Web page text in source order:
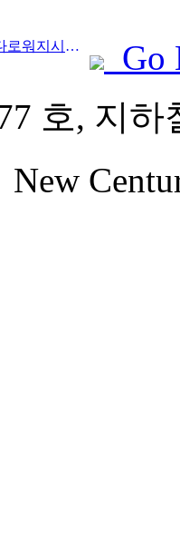
Prev:호텔 선택에 점점 더 까다로워지시나요? 중급 및 고급 브랜드 모두 세부 사항을 '선택'하고 있습니다.
Go
호, 지